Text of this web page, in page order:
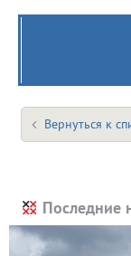
Вернуться к
Последние